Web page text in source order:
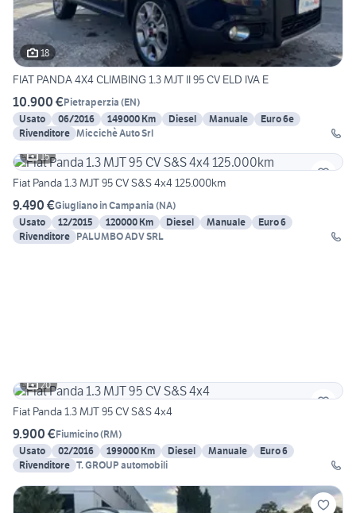
18
FIAT PANDA 4X4 CLIMBING 1.3 MJT II 95 CV ELD IVA E
10.900 €Pietraperzia (EN)
Usato
06/2016 149000 Km Diesel Manuale
Euro 6e
Rivenditore Miccichè Auto Srl
15
Fiat Panda 1.3 MJT 95 CV S&S 4x4 125.000km
9.490 €Giugliano in Campania (NA)
Usato
12/2015 120000 Km Diesel Manuale
Euro 6
Rivenditore PALUMBO ADV SRL
20
Fiat Panda 1.3 MJT 95 CV S&S 4x4
9.900 €Fiumicino(RM)
Usato
02/2016 199000 Km Diesel Manuale
Euro 6
Rivenditore T. GROUP automobili